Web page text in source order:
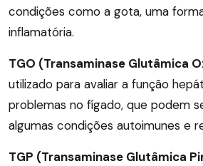
condições como a gota, uma
inflamatória.
TGO (Transaminase Glutâmica
utilizado para avaliar a função
problemas no fígado, que podem
algumas condições autoimunes e
TGP (Transaminase Glutâmica